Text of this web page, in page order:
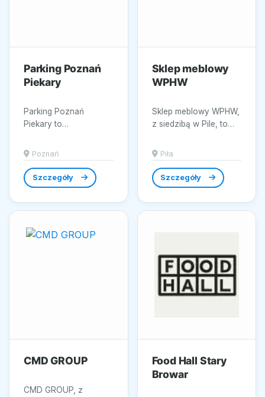
Parking Poznań
Piekary
Parking Poznań
Piekary to
rozwiązanie dla
kierowców
poszukujących
bezpiecznego i
Poznań
Szczegóły
Sklep meblowy
WPHW
Sklep meblowy WPHW,
z siedzibą w Pile, to
nowoczesności w
dziedzinie aranżacji
wnętrz....
Piła
Szczegóły
CMD GROUP
CMD GROUP, z
Food Hall Stary
Browar